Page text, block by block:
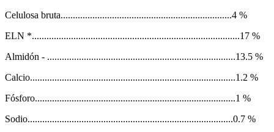
Celulosa bruta......................................................................4 %
ELN *.....................................................................................17 %
Almidón - .............................................................................13.5 %
Calcio....................................................................................1.2 %
Fósforo..................................................................................1 %
Sodio....................................................................................0.7 %